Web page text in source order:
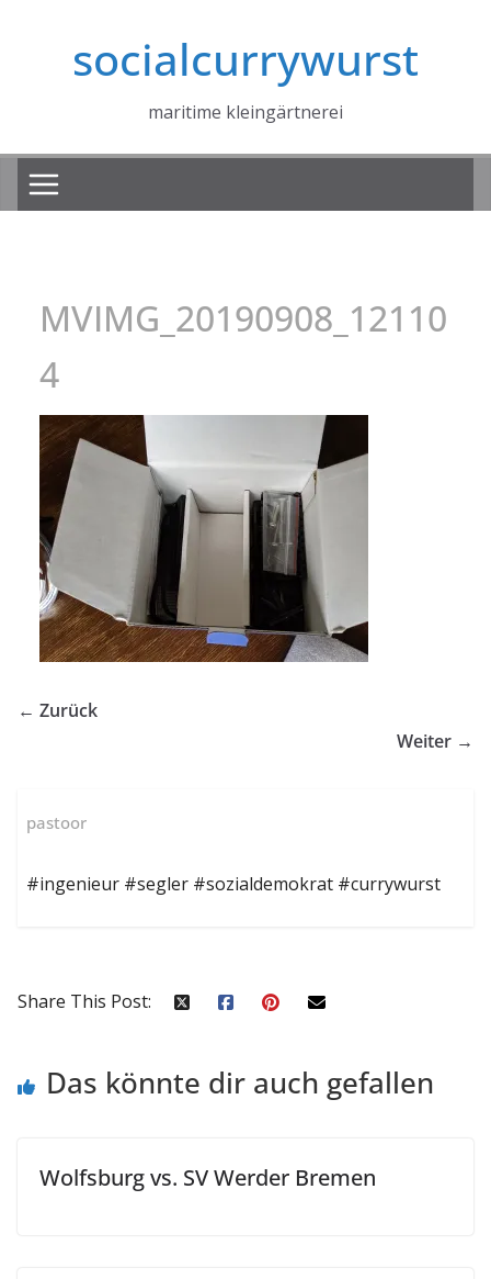
socialcurrywurst
maritime kleingärtnerei
MVIMG_20190908_12110
4
← Zurück
Weiter →
pastoor
#ingenieur #segler #sozialdemokrat #currywurst
Share This Post:
Das könnte dir auch gefallen
Wolfsburg vs. SV Werder Bremen